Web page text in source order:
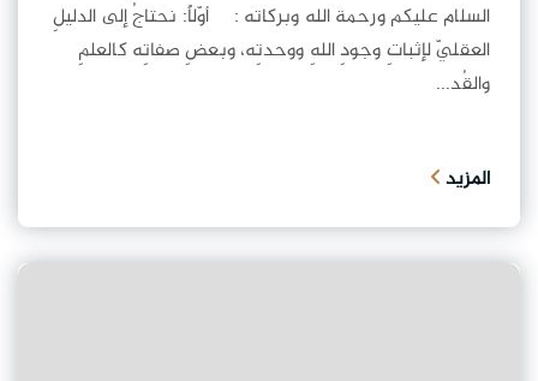
السلام عليكم ورحمة الله وبركاته : أوّلاً: نحتاجُ إلى الدليلِ
العقليّ لإثباتِ وجودِ اللهِ ووحدتِه، وبعضِ صفاتِه كالعلمِ
والقُد...
المزيد